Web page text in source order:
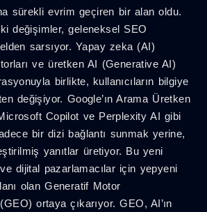
sürekli evrim geçiren bir alan oldu.
değişimler, geleneksel SEO
sarsıyor. Yapay zeka (AI)
ve üretken AI (Generative AI)
birlikte, kullanıcıların bilgiye
değişiyor. Google’ın Arama Üretken
Copilot ve Perplexity AI gibi
bir dizi bağlantı sunmak yerine,
yanıtlar üretiyor. Bu yeni
dijital pazarlamacılar için yepyeni
olan Generatif Motor
ortaya çıkarıyor. GEO, AI’ın